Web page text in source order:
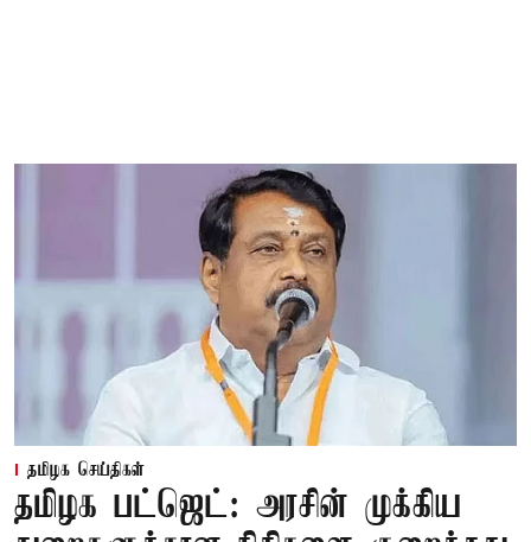
தமிழக செய்திகள்
தமிழக பட்ஜெட்: அரசின் முக்கிய